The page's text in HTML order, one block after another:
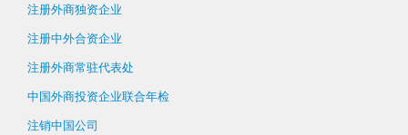
注册外商独资企业
注册中外合资企业
注册外商常驻代表处
中国外商投资企业联合年检
注销中国公司